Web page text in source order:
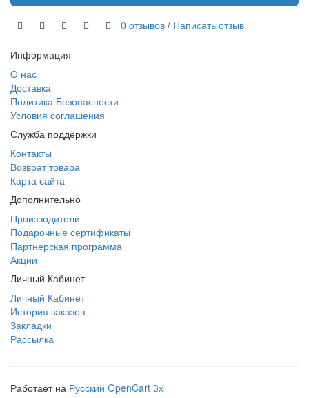
0 отзывов / Написать отзыв
Информация
О нас
Доставка
Политика Безопасности
Условия соглашения
Служба поддержки
Контакты
Возврат товара
Карта сайта
Дополнительно
Производители
Подарочные сертификаты
Партнерская программа
Акции
Личный Кабинет
Личный Кабинет
История заказов
Закладки
Рассылка
Работает на Русский OpenCart 3х